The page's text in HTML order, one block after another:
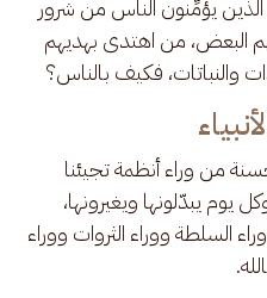
يؤمِّنون الناس من شرور
البعض، من اهتدى بهديهم
والنباتات، فكيف بالناس؟
من وراء أنظمة تجيئنا
يبدّلونها ويغيرونها،
ووراء الثروات ووراء